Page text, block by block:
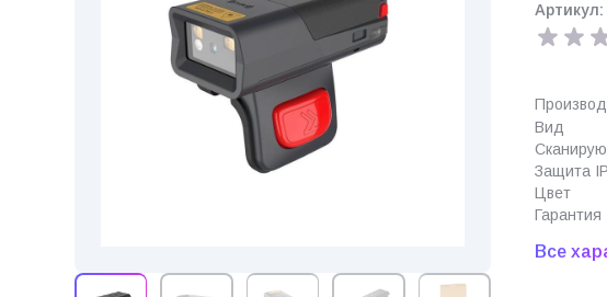
Артикул:
Вид
Защита IP
Цвет
Гарантия
Все